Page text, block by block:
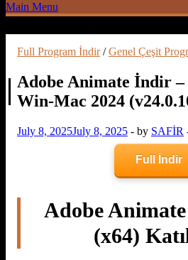
Main Menu
Full Program İndir/Genel Çeşit
Adobe Animate İndir
Win-Mac 2024
July 8, 2025July 8, 2025 - by SAFİR
Full İndir
Adobe
(x64)